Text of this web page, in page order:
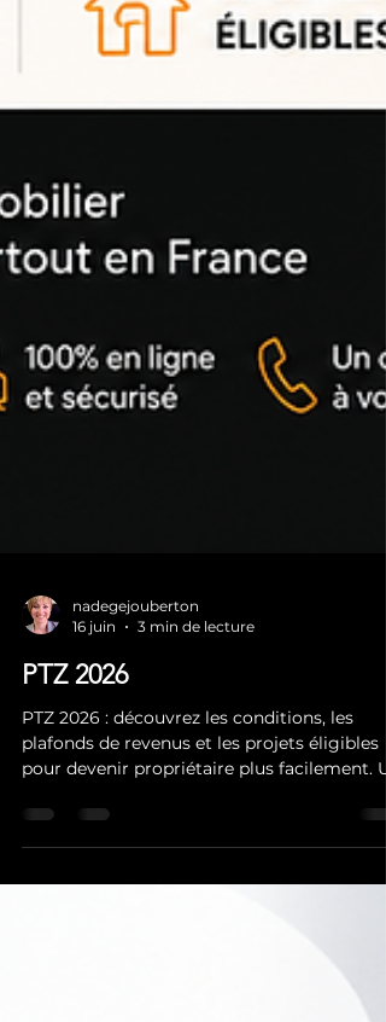
16 juin
PTZ 2026
PTZ 2026 : découvrez les conditions, les
pour devenir propriétaire plus facilement.